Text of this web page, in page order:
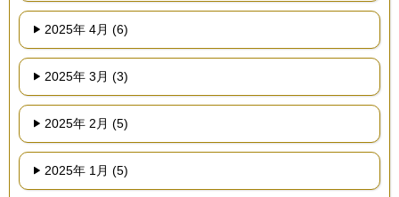
2025年 4月 (6)
2025年 3月 (3)
2025年 2月 (5)
2025年 1月 (5)